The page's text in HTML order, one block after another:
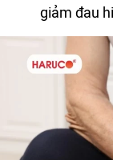
giảm đau